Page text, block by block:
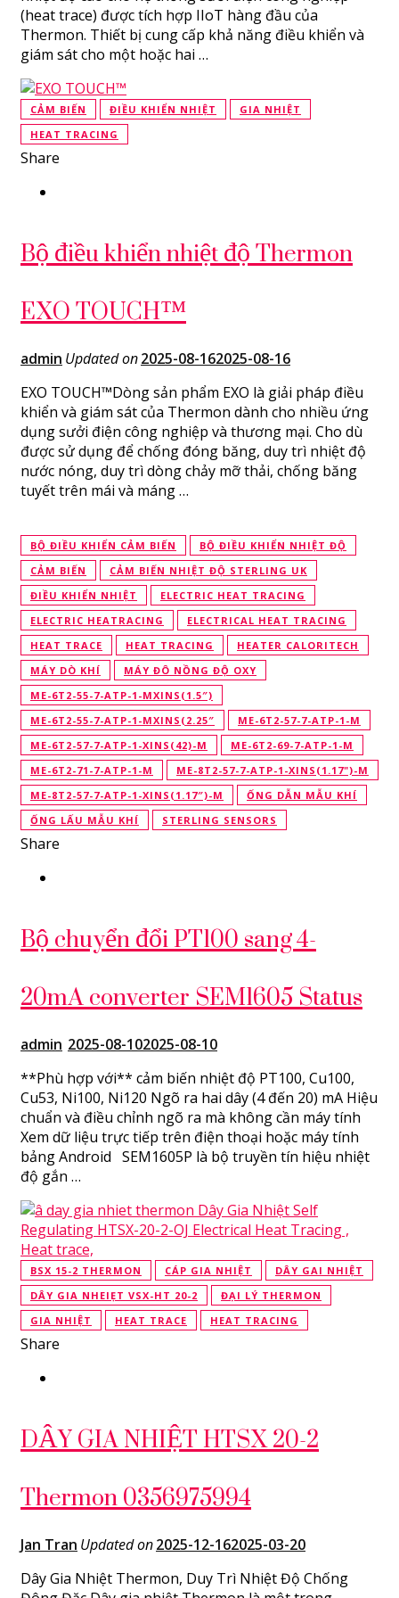
(heat trace) được tích hợp IIoT hàng đầu của
Thermon. Thiết bị cung cấp khả năng điều khiển và
giám sát cho một hoặc hai …
CẢM BIẾN ĐIỀU KHIỂN NHIỆT
GIA NHIỆT
HEAT TRACING
Share
Bộ điều khiển nhiệt độ Thermon
EXO TOUCH™
admin Updated on2025-08-162025-08-16
EXO TOUCH™Dòng sản phẩm EXO là giải pháp điều
khiển và giám sát của Thermon dành cho nhiều ứng
dụng sưởi điện công nghiệp và thương mại. Cho dù
được sử dụng để chống đóng băng, duy trì nhiệt độ
nước nóng, duy trì dòng chảy mỡ thải, chống băng
tuyết trên mái và máng …
BỘ ĐIỀU KHIỂN CẢM BIẾN
BỘ ĐIỀU KHIỂN NHIỆT ĐỘ
CẢM BIẾN
CẢM BIẾN NHIỆT ĐỘ STERLING UK
ĐIỀU KHIỂN NHIỆT
ELECTRIC HEAT TRACING
ELECTRIC HEATRACING
ELECTRICAL HEAT TRACING
HEAT TRACE
HEAT TRACING
HEATER CALORITECH
MÁY DÒ KHÍ
MÁY ĐÔ NỒNG ĐỘ OXY
ME-6T2-55-7-ATP-1-MXINS(1.5″)
ME-6T2-55-7-ATP-1-MXINS(2.25″
ME-6T2-57-7-ATP-1-M
ME-6T2-57-7-ATP-1-XINS(42)-M
ME-6T2-69-7-ATP-1-M
ME-6T2-71-7-ATP-1-M
ME-8T2-57-7-ATP-1-XINS(1.17")-M
ME-8T2-57-7-ATP-1-XINS(1.17″)-M
ỐNG DẪN MẪU KHÍ
ỐNG LẤU MẪU KHÍ
STERLING SENSORS
Share
Bộ chuyển đổi PT100 sang 4-
20mA converter SEM1605 Status
admin 2025-08-102025-08-10
**Phù hợp với** cảm biến nhiệt độ PT100, Cu100,
Cu53, Ni100, Ni120 Ngõ ra hai dây (4 đến 20) mA Hiệu
chuẩn và điều chỉnh ngõ ra mà không cần máy tính
Xem dữ liệu trực tiếp trên điện thoại hoặc máy tính
bảng Android SEM1605P là bộ truyền tín hiệu nhiệt
độ gắn …
BSX 15-2 THERMON CÁP GIA NHIỆT
DÂY GAI NHIỆT
DÂY GIA NHEIẸT VSX-HT 20-2
ĐẠI LÝ THERMON
GIA NHIỆT
HEAT TRACE HEAT TRACING
Share
DÂY GIA NHIỆT HTSX 20-2
Thermon 0356975994
Jan Tran Updated on2025-12-162025-03-20
Dây Gia Nhiệt Thermon, Duy Trì Nhiệt Độ Chống